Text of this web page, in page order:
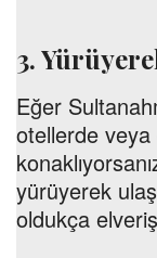
3.
Eğer
otellerde
yürüyerek
oldukça